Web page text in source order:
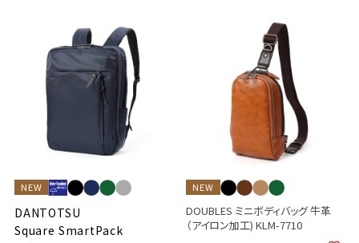
NEW
DANTOTSU
Square SmartPack
NEW
DOUBLES ミニボディバッグ 牛革
（アイロン加工) KLM-7710